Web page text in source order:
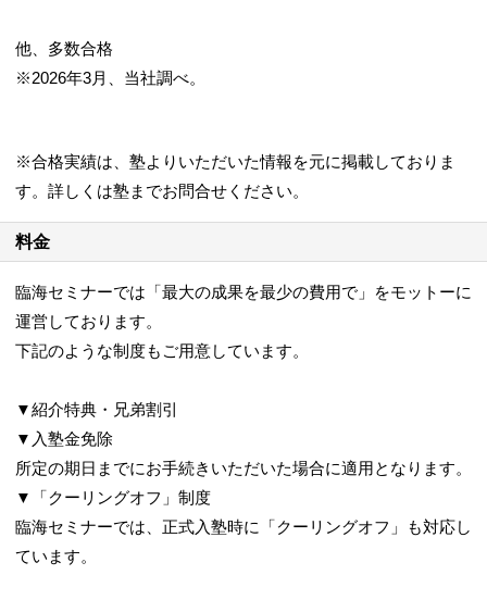
他、多数合格
※2026年3月、当社調べ。
※合格実績は、塾よりいただいた情報を元に掲載しておりま
す。詳しくは塾までお問合せください。
料金
臨海セミナーでは「最大の成果を最少の費用で」をモットーに
運営しております。
下記のような制度もご用意しています。
▼紹介特典・兄弟割引
▼入塾金免除
所定の期日までにお手続きいただいた場合に適用となります。
▼「クーリングオフ」制度
臨海セミナーでは、正式入塾時に「クーリングオフ」も対応し
ています。